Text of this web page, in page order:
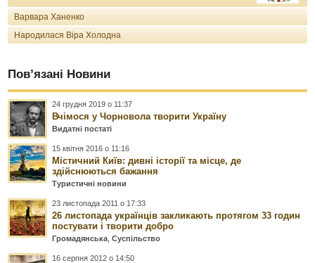
Варвара Ханенко
Народилася Віра Холодна
Пов’язані Новини
24 грудня 2019 о 11:37
Вчімося у Чорновола творити Україну
Видатні постаті
15 квітня 2016 о 11:16
Містичний Київ: дивні історії та місце, де
здійснюються бажання
Туристичні новини
23 листопада 2011 о 17:33
26 листопада українців закликають протягом 33 годин
постувати і творити добро
Громадянська ,Суспільство
16 серпня 2012 о 14:50